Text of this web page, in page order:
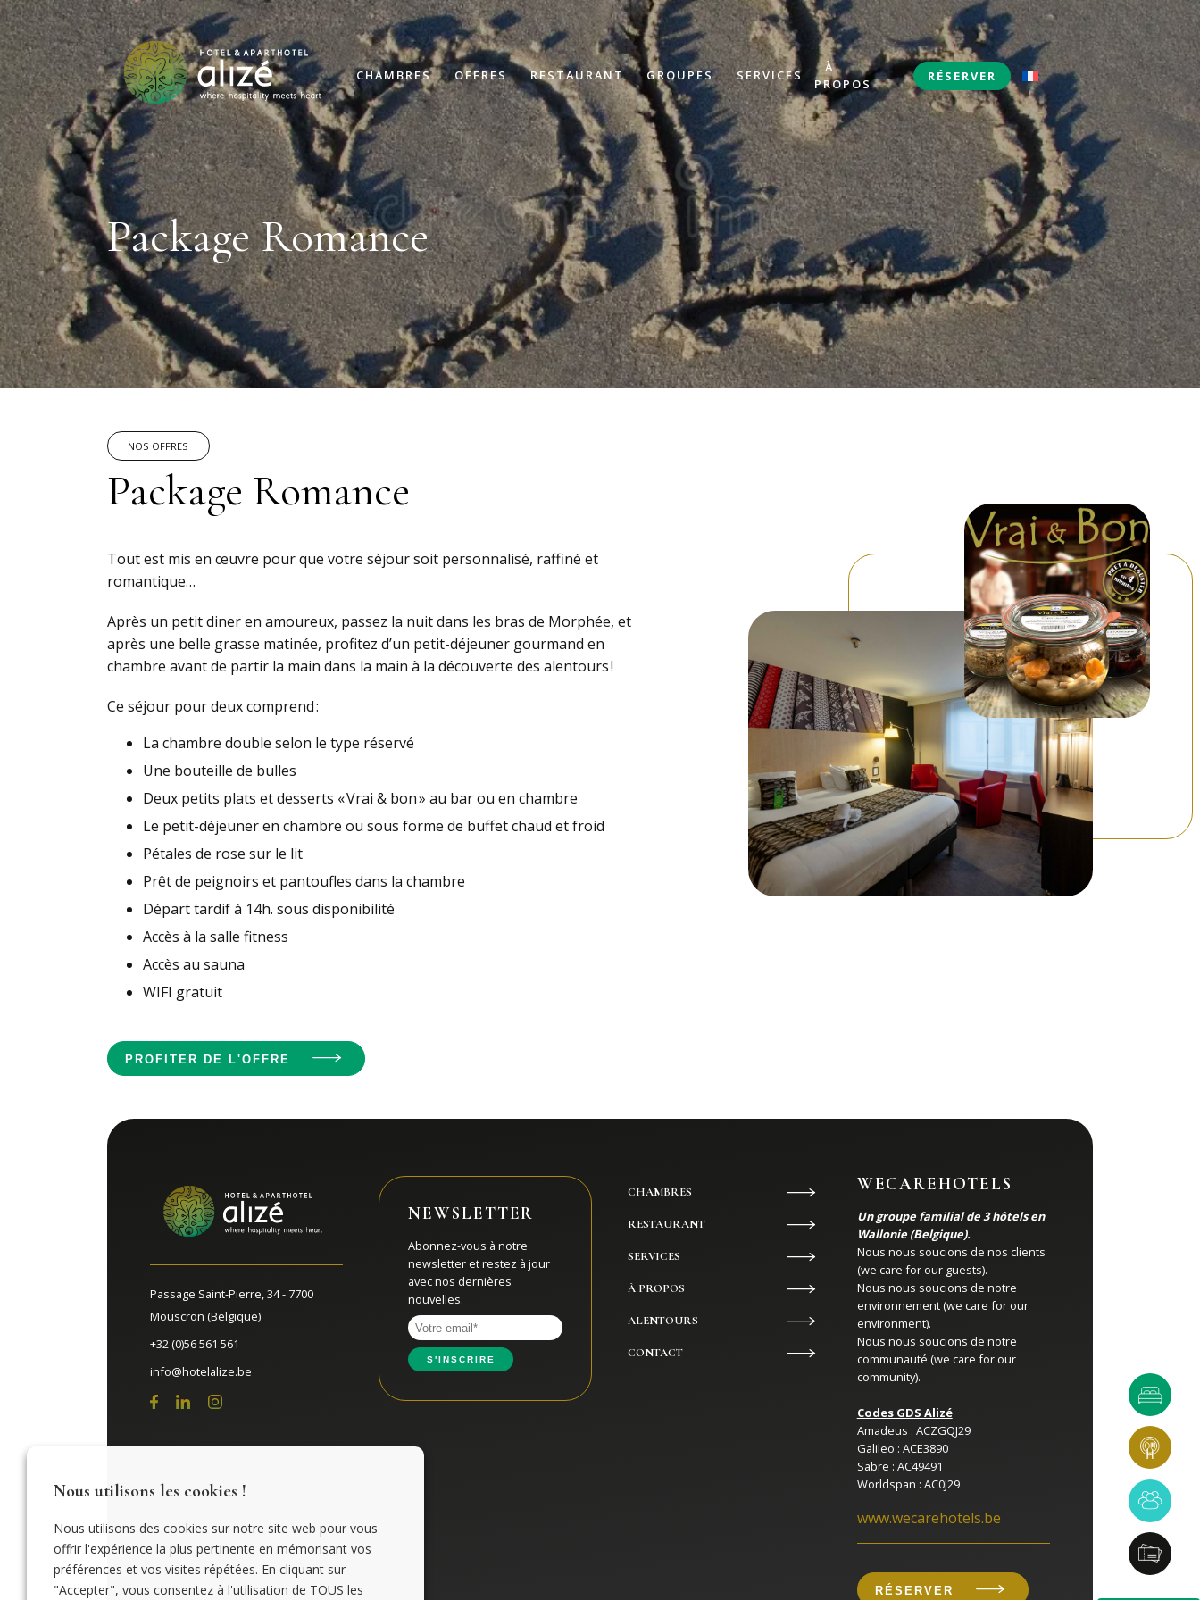
CHAMBRES OFFRES RESTAURANT GROUPES SERVICES
À
PROPOS
RÉSERVER
Package Romance
NOS OFFRES
Package Romance
Tout est mis en œuvre pour que votre séjour soit personnalisé, raffiné et
romantique…
Après un petit diner en amoureux, passez la nuit dans les bras de Morphée, et
après une belle grasse matinée, profitez d’un petit-déjeuner gourmand en
chambre avant de partir la main dans la main à la découverte des alentours !
Ce séjour pour deux comprend :
La chambre double selon le type réservé
Une bouteille de bulles
Deux petits plats et desserts « Vrai & bon » au bar ou en chambre
Le petit-déjeuner en chambre ou sous forme de buffet chaud et froid
Pétales de rose sur le lit
Prêt de peignoirs et pantoufles dans la chambre
Départ tardif à 14h. sous disponibilité
Accès à la salle fitness
Accès au sauna
WIFI gratuit
PROFITER DE L'OFFRE
Nous utilisons les cookies !
Nous utilisons des cookies sur notre site web pour vous
offrir l'expérience la plus pertinente en mémorisant vos
préférences et vos visites répétées. En cliquant sur
"Accepter", vous consentez à l'utilisation de TOUS les
Passage Saint-Pierre, 34 - 7700
Mouscron (Belgique)
+32 (0)56 561 561
info@hotelalize.be
NEWSLETTER
Abonnez-vous à notre
newsletter et restez à jour
avec nos dernières
nouvelles.
CHAMBRES
RESTAURANT
SERVICES
À PROPOS
ALENTOURS
CONTACT
WECAREHOTELS
Un groupe familial de 3 hôtels en
Wallonie (Belgique).
Nous nous soucions de nos clients
(we care for our guests).
Nous nous soucions de notre
environnement (we care for our
environment).
Nous nous soucions de notre
communauté (we care for our
community).
Codes GDS Alizé
Amadeus : ACZGQJ29
Galileo : ACE3890
Sabre : AC49491
Worldspan : AC0J29
www.wecarehotels.be
RÉSERVER